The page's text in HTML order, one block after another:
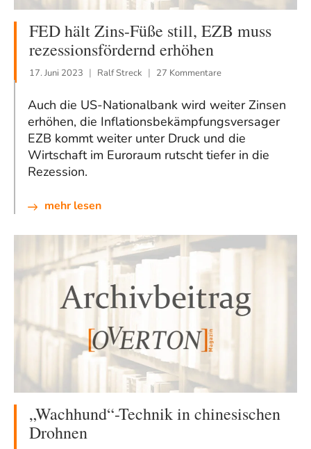
FED hält Zins-Füße still, EZB muss
rezessionsfördernd erhöhen
17. Juni 2023 Ralf Streck 27 Kommentare
Auch die US-Nationalbank wird weiter Zinsen
erhöhen, die Inflationsbekämpfungsversager
EZB kommt weiter unter Druck und die
Wirtschaft im Euroraum rutscht tiefer in die
Rezession.
mehr lesen
„Wachhund“-Technik in chinesischen
Drohnen